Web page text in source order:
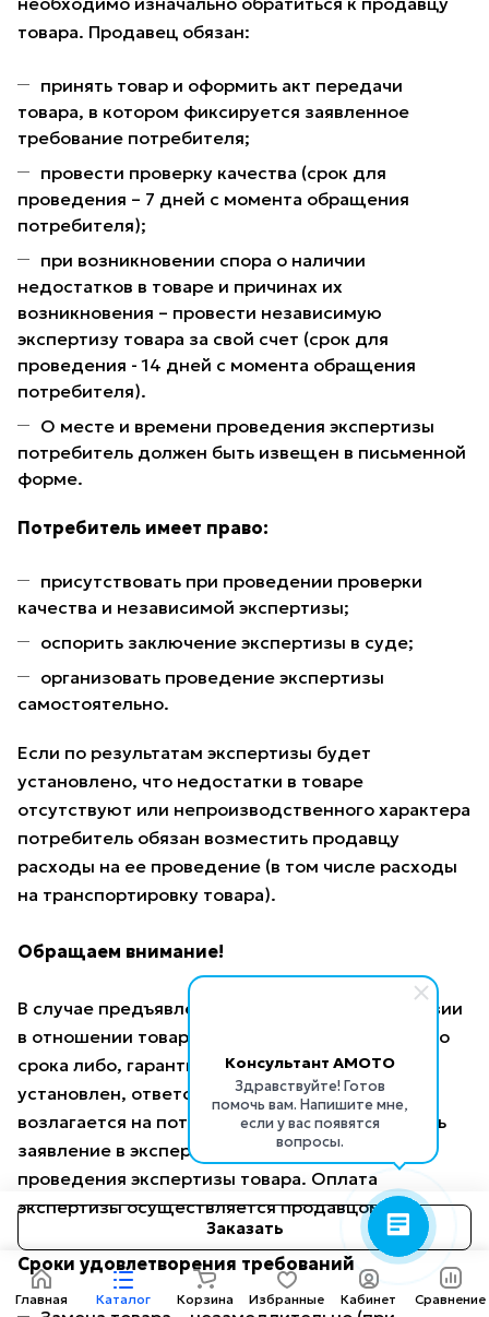
Консультант AMOTO
Здравствуйте! Готов
помочь вам. Напишите мне,
если у вас появятся
вопросы.
Заказать
товара. Продавец обязан:
принять товар и оформить акт передачи
товара, в котором фиксируется заявленное
требование потребителя;
провести проверку качества (срок для
проведения – 7 дней с момента обращения
потребителя);
при возникновении спора о наличии
недостатков в товаре и причинах их
возникновения – провести независимую
экспертизу товара за свой счет (срок для
проведения - 14 дней с момента обращения
потребителя).
О месте и времени проведения экспертизы
потребитель должен быть извещен в письменной
форме.
Потребитель имеет право:
присутствовать при проведении проверки
качества и независимой экспертизы;
оспорить заключение экспертизы в суде;
организовать проведение экспертизы
самостоятельно.
Если по результатам экспертизы будет
установлено, что недостатки в товаре
отсутствуют или непроизводственного характера
потребитель обязан возместить продавцу
расходы на ее проведение (в том числе расходы
на транспортировку товара).
Обращаем внимание!
В случае предъявления потребителем претензии
в отношении товара по истечении гарантийного
срока либо, гарантийный срок на который не
установлен, ответственность по доказыванию
возлагается на потребителя: он должен подать
заявление в экспертную организацию для
проведения экспертизы товара. Оплата
экспертизы осуществляется продавцом.
Сроки удовлетворения требований
Главная Каталог Корзина Избранные Кабинет Сравнение